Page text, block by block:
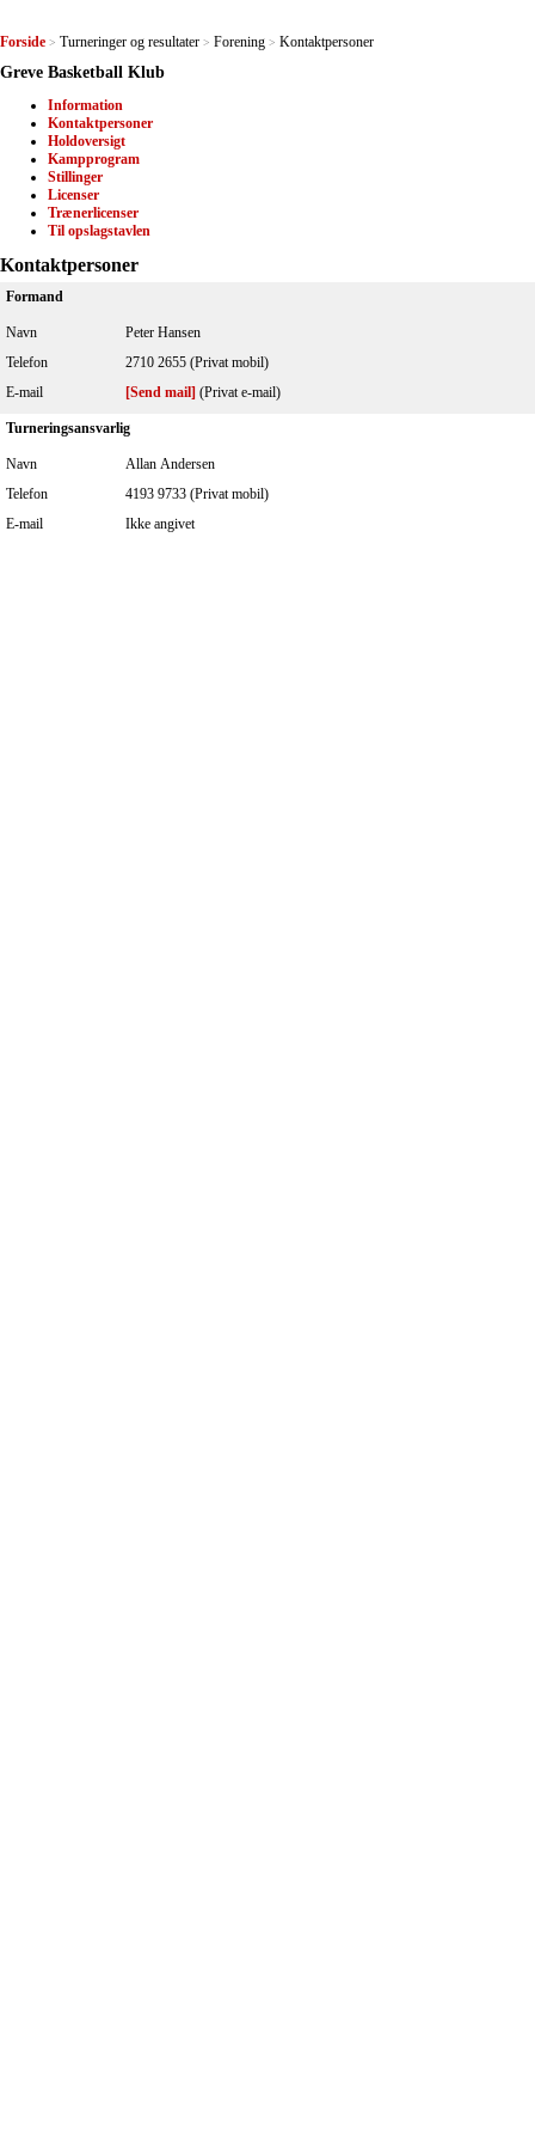
Forside > Turneringer og resultater > Forening > Kontaktpersoner
Greve Basketball Klub
Information
Kontaktpersoner
Holdoversigt
Kampprogram
Stillinger
Licenser
Trænerlicenser
Til opslagstavlen
Kontaktpersoner
Formand
Navn
Peter Hansen
Telefon
2710 2655 (Privat mobil)
E-mail
[Send mail] (Privat e-mail)
Turneringsansvarlig
Navn
Allan Andersen
Telefon
4193 9733 (Privat mobil)
E-mail
Ikke angivet